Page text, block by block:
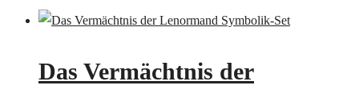
Das Vermächtnis der